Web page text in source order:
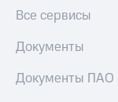
Все сервисы
Документы
Документы ПАО